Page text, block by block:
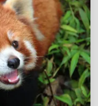
государств.